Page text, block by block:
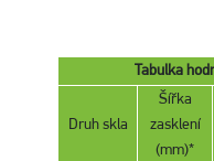
Tabulka
Druh skla
Šířka
zasklení
(mm)*